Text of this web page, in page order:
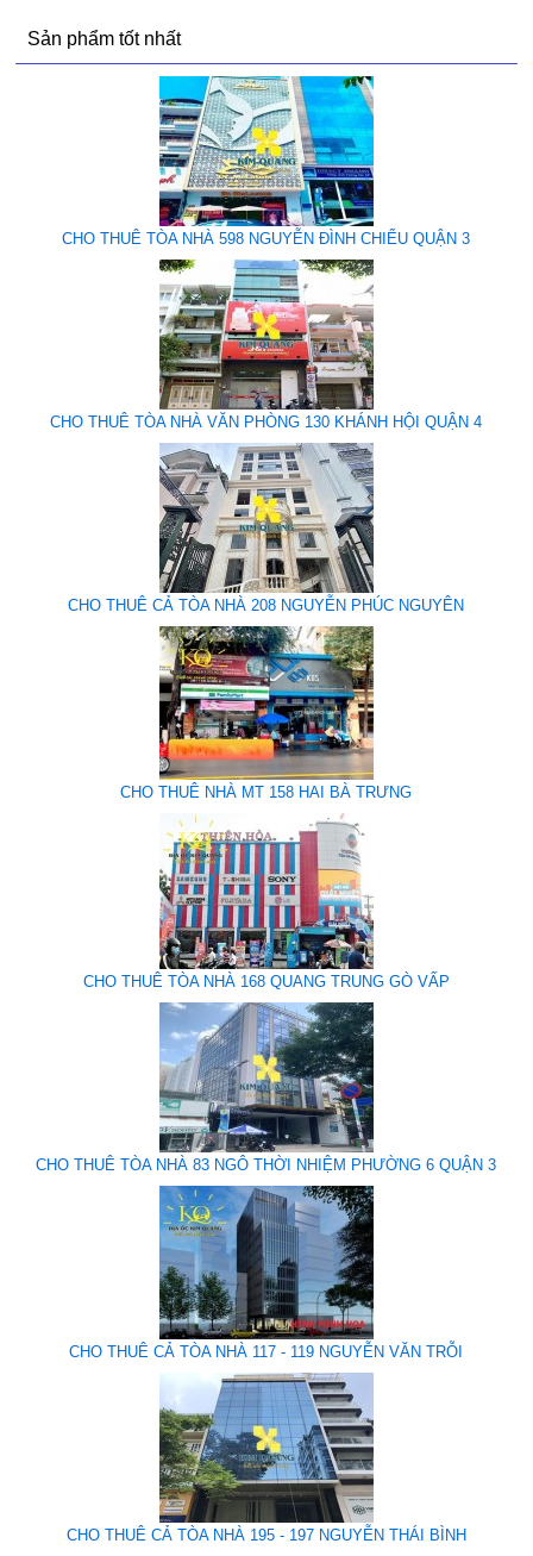
Sản phẩm tốt nhất
CHO THUÊ TÒA NHÀ 598 NGUYỄN ĐÌNH CHIỂU QUẬN 3
CHO THUÊ TÒA NHÀ VĂN PHÒNG 130 KHÁNH HỘI QUẬN 4
CHO THUÊ CẢ TÒA NHÀ 208 NGUYỄN PHÚC NGUYÊN
CHO THUÊ NHÀ MT 158 HAI BÀ TRƯNG
CHO THUÊ TÒA NHÀ 168 QUANG TRUNG GÒ VẤP
CHO THUÊ TÒA NHÀ 83 NGÔ THỜI NHIỆM PHƯỜNG 6 QUẬN 3
CHO THUÊ CẢ TÒA NHÀ 117 - 119 NGUYỄN VĂN TRỖI
CHO THUÊ CẢ TÒA NHÀ 195 - 197 NGUYỄN THÁI BÌNH